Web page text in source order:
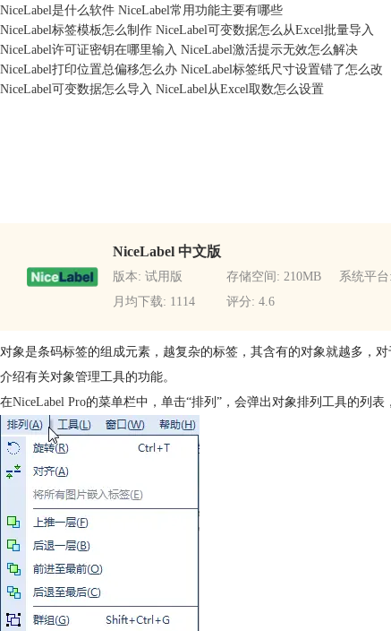
NiceLabel是什么软件 NiceLabel常用功能主要有哪些
NiceLabel标签模板怎么制作 NiceLabel可变数据怎么从Excel批量导入
NiceLabel许可证密钥在哪里输入 NiceLabel激活提示无效怎么解决
NiceLabel打印位置总偏移怎么办 NiceLabel标签纸尺寸设置错了怎么改
NiceLabel可变数据怎么导入 NiceLabel从Excel取数怎么设置
NiceLabel 中文版
版本: 试用版 存储空间: 210MB
系统平
月均下载: 1114
评分: 4.6
对象是条码标签的组成元素，越复杂的标签，其含有的对象就越多，
介绍有关对象管理工具的功能。
在NiceLabel Pro的菜单栏中，单击“排列”，会弹出对象排列工具的列